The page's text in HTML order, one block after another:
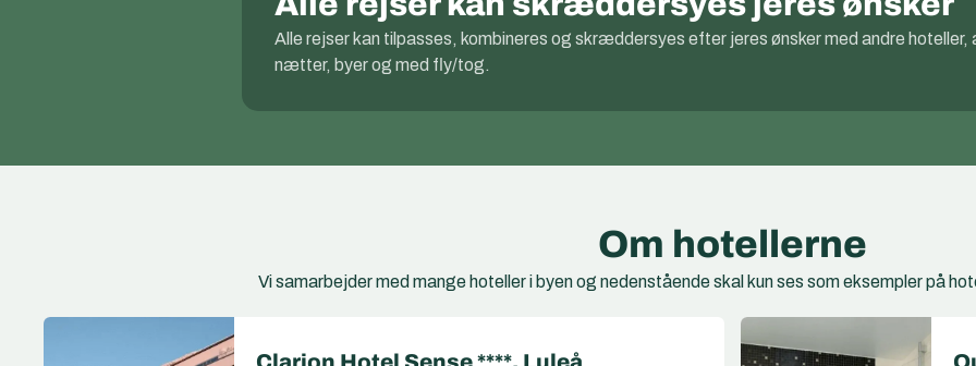
Alle rejser kan tilpasses, kombineres og skræddersyes efter jeres ønsker med andre hoteller,
nætter, byer og med fly/tog.
Om hotellerne
Vi samarbejder med mange hoteller i byen og nedenstående skal kun ses som eksempler på
Clarion Hotel Sense ****, Luleå